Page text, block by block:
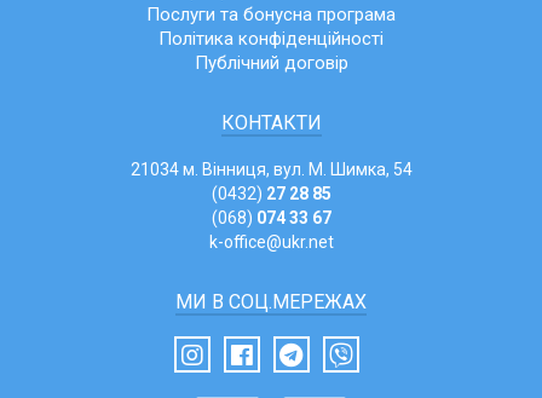
Послуги та бонусна програма
Політика конфіденційності
Публічний договір
КОНТАКТИ
21034 м. Вінниця, вул. М. Шимка, 54
(0432) 27 28 85
(068) 074 33 67
k-office@ukr.net
МИ В СОЦ.МЕРЕЖАХ